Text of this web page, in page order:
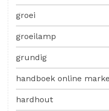
groei
groeilamp
grundig
handboek online
hardhout